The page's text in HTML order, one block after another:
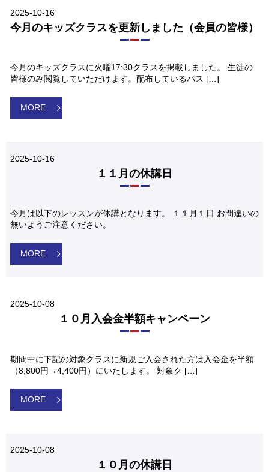
2025-10-16
今月のキッズクラスを更新しました（会員の皆様）
今月のキッズクラスに火曜17:30クラスを掲載しました。 生徒の
皆様のみ閲覧していただけます。配布しているパス […]
MORE
2025-10-16
１１月の休講日
今月は以下のレッスンが休講となります。 １１月１日 お間違いの
無いようご注意ください。
MORE
2025-10-08
１０月入会金半額キャンペーン
期間中に下記の対象クラスに新規ご入会された方は入会金を半額
（8,800円→4,400円）にいたします。 対象ク […]
MORE
2025-10-08
１０月の休講日